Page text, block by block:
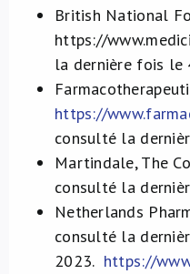
British National
https://
la dernière fois le
https://
consulté la
Martindale, The
consulté la
Netherlands
consulté la
2023. https://